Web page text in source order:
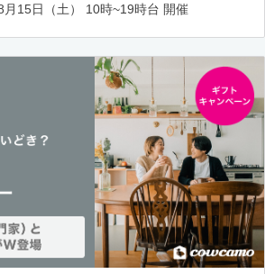
15日（土） 10時~19時台 開催